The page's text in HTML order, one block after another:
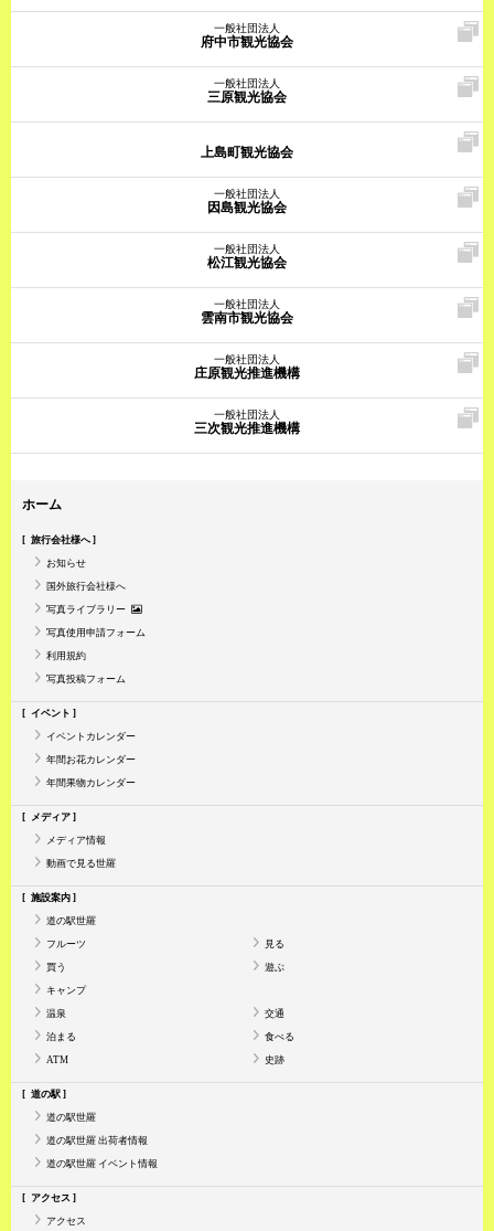
一般社団法人
府中市観光協会
一般社団法人
三原観光協会
上島町観光協会
一般社団法人
因島観光協会
一般社団法人
松江観光協会
一般社団法人
雲南市観光協会
一般社団法人
庄原観光推進機構
一般社団法人
三次観光推進機構
ホーム
旅行会社様へ
お知らせ
国外旅行会社様へ
写真ライブラリー
写真使用申請フォーム
利用規約
写真投稿フォーム
イベント
イベントカレンダー
年間お花カレンダー
年間果物カレンダー
メディア
メディア情報
動画で見る世羅
施設案内
道の駅世羅
フルーツ 見る
買う 遊ぶ
キャンプ
温泉 交通
泊まる 食べる
ATM 史跡
道の駅
道の駅世羅
道の駅世羅 出荷者情報
道の駅世羅 イベント情報
アクセス
アクセス